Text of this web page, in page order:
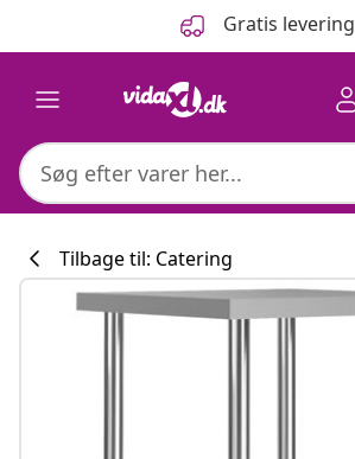
Gratis levering
Tilbage til: Catering